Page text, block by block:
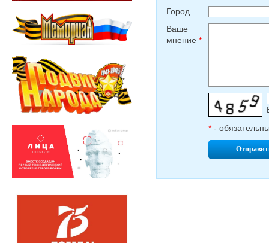
Город
Ваше
мнение *
* -